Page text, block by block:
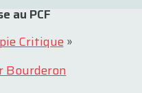
au PCF
Critique»
Bourderon